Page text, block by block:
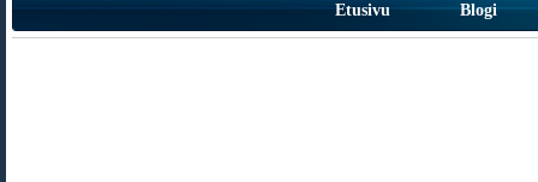
Etusivu Blogi